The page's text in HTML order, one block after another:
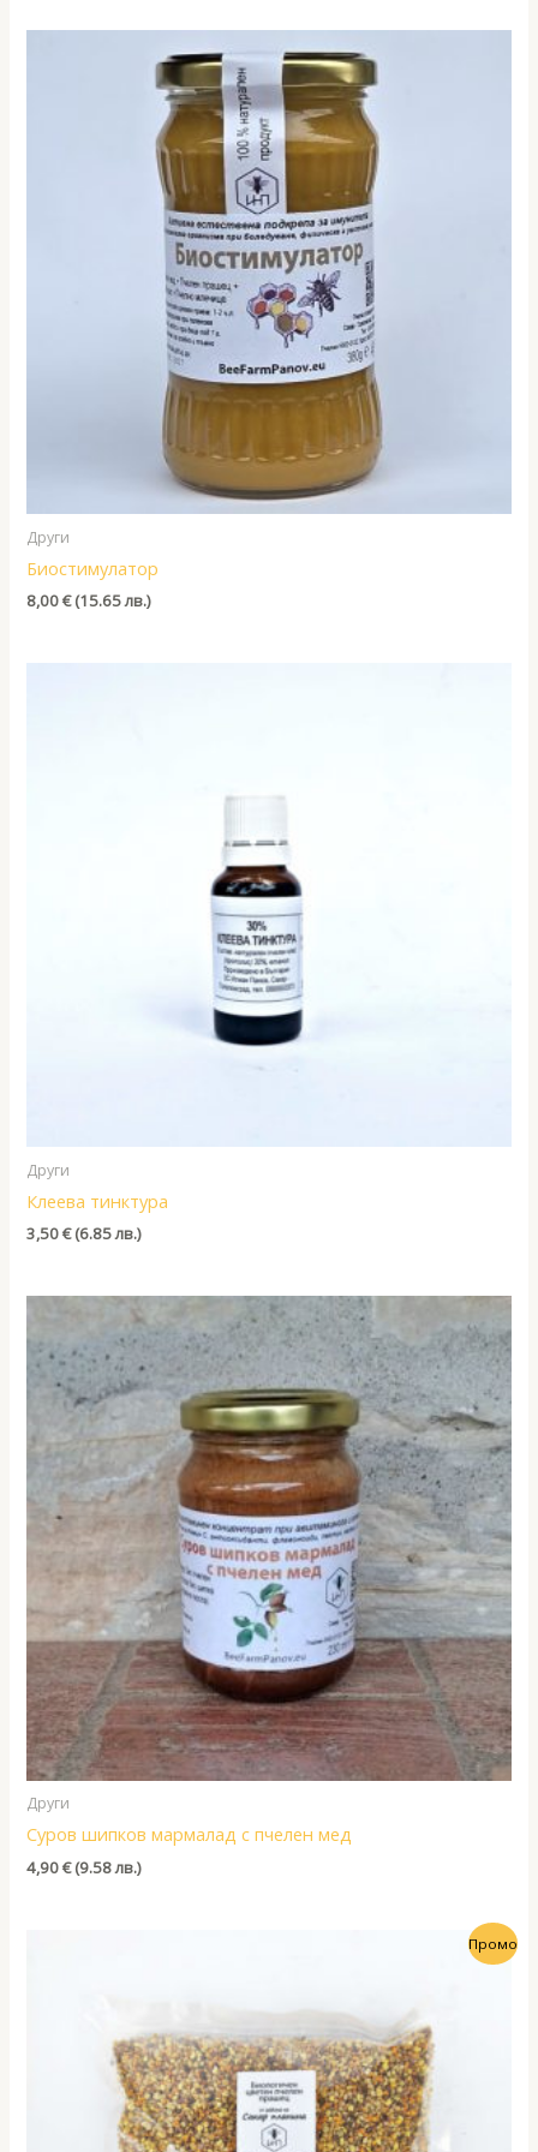
8,50 €
(16.62
лв.).
7,50 €
(14.67
лв.).
Други
Биостимулатор
8,00€(15.65 лв.)
Други
Клеева тинктура
3,50€(6.85 лв.)
Други
Суров шипков мармалад с пчелен мед
4,90€(9.58 лв.)
Промо